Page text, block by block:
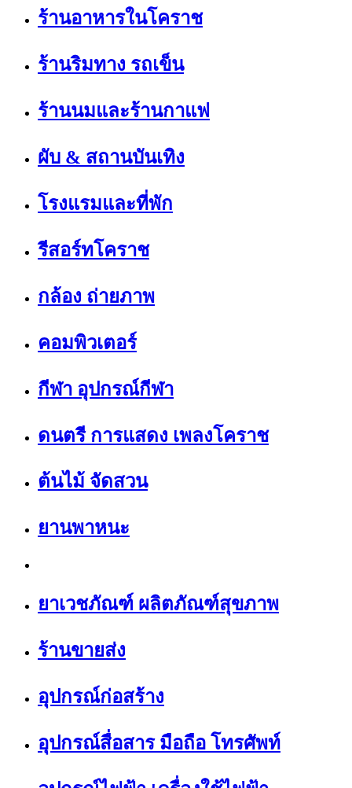
ร้านอาหารในโคราช
ร้านริมทาง รถเข็น
ร้านนมและร้านกาแฟ
ผับ & สถานบันเทิง
โรงแรมและที่พัก
รีสอร์ทโคราช
กล้อง ถ่ายภาพ
คอมพิวเตอร์
กีฬา อุปกรณ์กีฬา
ดนตรี การแสดง เพลงโคราช
ต้นไม้ จัดสวน
ยานพาหนะ
ยาเวชภัณฑ์ ผลิตภัณฑ์สุขภาพ
ร้านขายส่ง
อุปกรณ์ก่อสร้าง
อุปกรณ์สื่อสาร มือถือ โทรศัพท์